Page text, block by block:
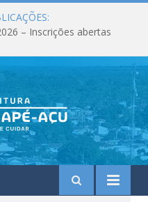
– Inscrições abertas